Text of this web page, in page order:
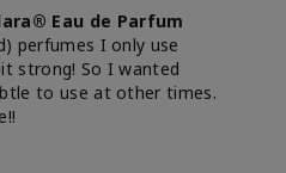
Eau de Parfum
perfumes I only use
strong! So I wanted
to use at other times.